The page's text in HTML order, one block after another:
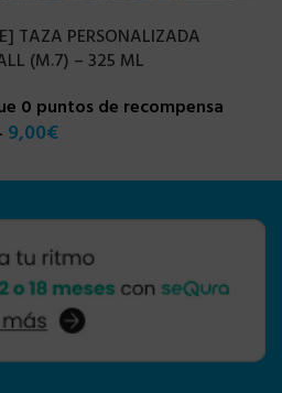
TAZA PERSONALIZADA
(M.7) – 325 ML
0 puntos de recompensa
9,00€